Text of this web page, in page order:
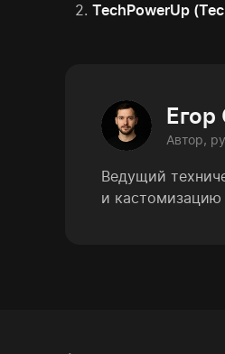
TechPowerUp
Егор
Автор,
Ведущий
и кастомизацию